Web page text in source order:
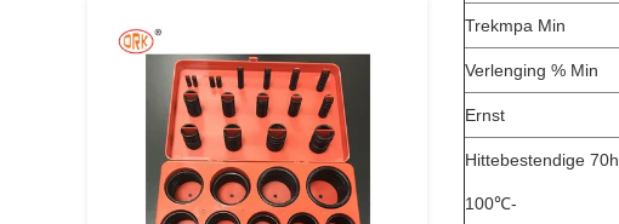
Trekmpa Min
Verlenging % Min
Ernst
Hittebestendige 70h
100℃-